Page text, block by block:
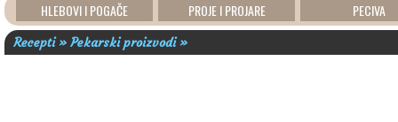
HLEBOVI I POGAČE PROJE I PROJARE PECIVA
Recepti » Pekarski proizvodi »